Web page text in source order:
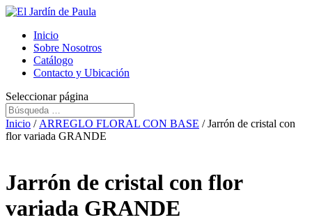
Inicio
Sobre Nosotros
Catálogo
Contacto y Ubicación
Seleccionar página
Inicio / ARREGLO FLORAL CON BASE / Jarrón de cristal con
flor variada GRANDE
Jarrón de cristal con flor
variada GRANDE